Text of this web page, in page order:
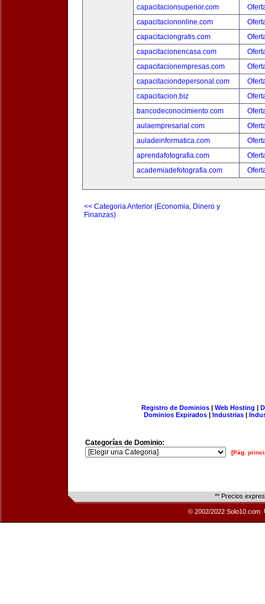
capacitacionsuperior.com
capacitaciononline.com
capacitaciongratis.com
capacitacionencasa.com
capacitacionempresas.com
capacitaciondepersonal.com
capacitacion.biz
bancodeconocimiento.com
aulaempresarial.com
auladeinformatica.com
aprendafotografia.com
academiadefotografia.com
<< Categoria Anterior (Economia, Dinero y
Finanzas)
Registro de Dominios| Web Hosting |
Dominios Expirados | Industrias |
Categorías de Dominio:
[Pág.
** Precios
© 2002/2022 Solo10.com